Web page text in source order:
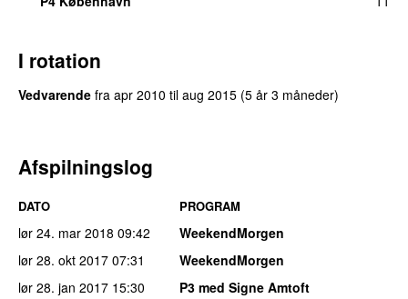
I rotation
Vedvarende fra apr 2010 til aug 2015 (5 år 3 måneder)
Afspilningslog
DATO PROGRAM
lør 24. mar 2018 09:42
WeekendMorgen
lør 28. okt 2017 07:31
WeekendMorgen
lør 28. jan 2017 15:30
P3 med Signe Amtoft